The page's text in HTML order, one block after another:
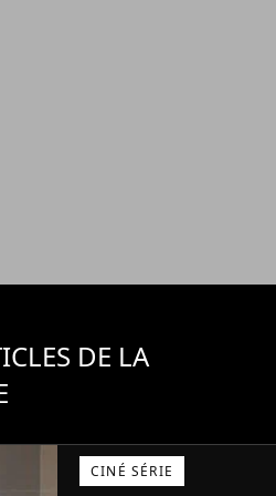
DE LA
CINÉ SÉRIE